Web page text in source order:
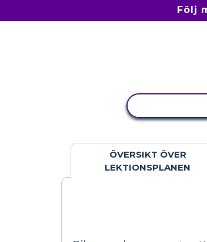
Följ
ÖVERSIKT ÖVER
LEKTIONSPLANEN